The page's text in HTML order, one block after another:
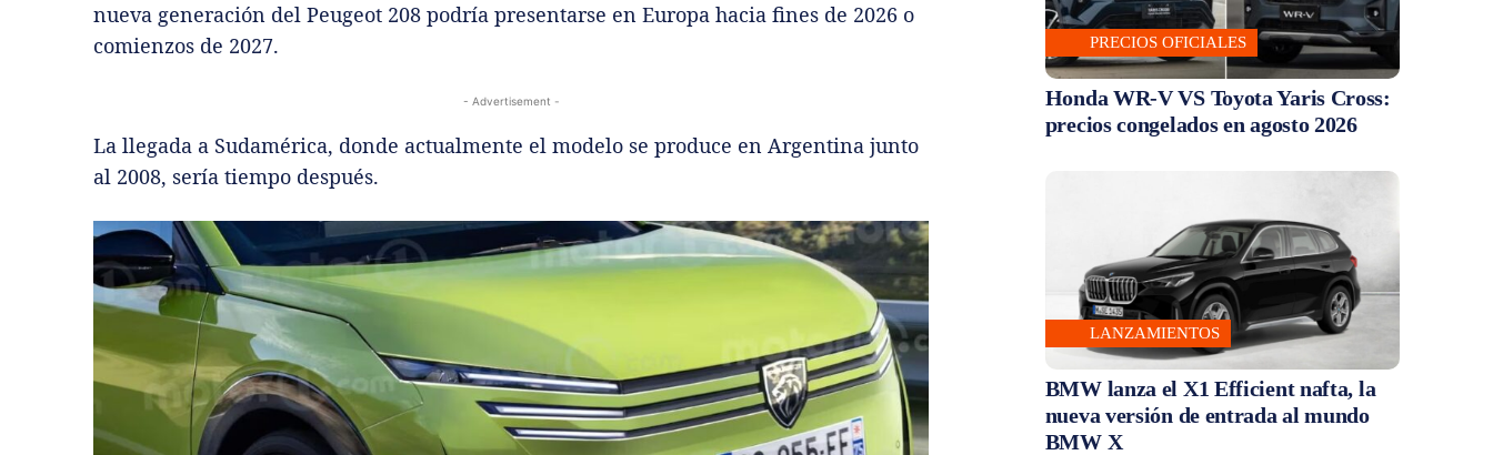
nueva generación del Peugeot 208 podría presentarse en Europa hacia fines de 2026 o
comienzos de 2027.
- Advertisement -
La llegada a Sudamérica, donde actualmente el modelo se produce en Argentina junto
al 2008, sería tiempo después.
PRECIOS OFICIALES
Honda WR-V VS Toyota Yaris Cross:
precios congelados en agosto 2026
LANZAMIENTOS
BMW lanza el X1 Efficient nafta, la
nueva versión de entrada al mundo
BMW X